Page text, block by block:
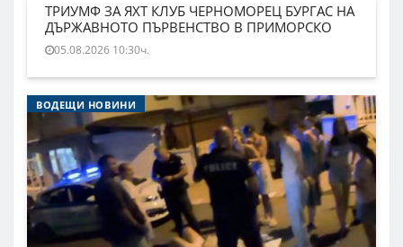
ТРИУМФ ЗА ЯХТ КЛУБ ЧЕРНОМОРЕЦ БУРГАС НА
ДЪРЖАВНОТО ПЪРВЕНСТВО В ПРИМОРСКО
05.08.2026 10:30ч.
ВОДЕЩИ НОВИНИ